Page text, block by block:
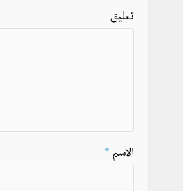
تعليق
الاسم *